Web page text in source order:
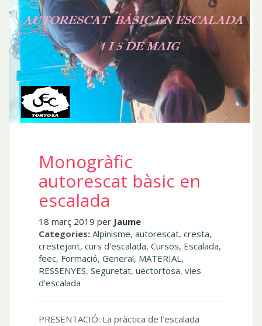
Monogràfic
autorescat bàsic en
escalada
18 març 2019 per Jaume
Categories: Alpinisme, autorescat, cresta,
crestejant, curs d'escalada, Cursos, Escalada,
feec, Formació, General, MATERIAL,
RESSENYES, Seguretat, uectortosa, vies
d'escalada
PRESENTACIÓ: La pràctica de l’escalada